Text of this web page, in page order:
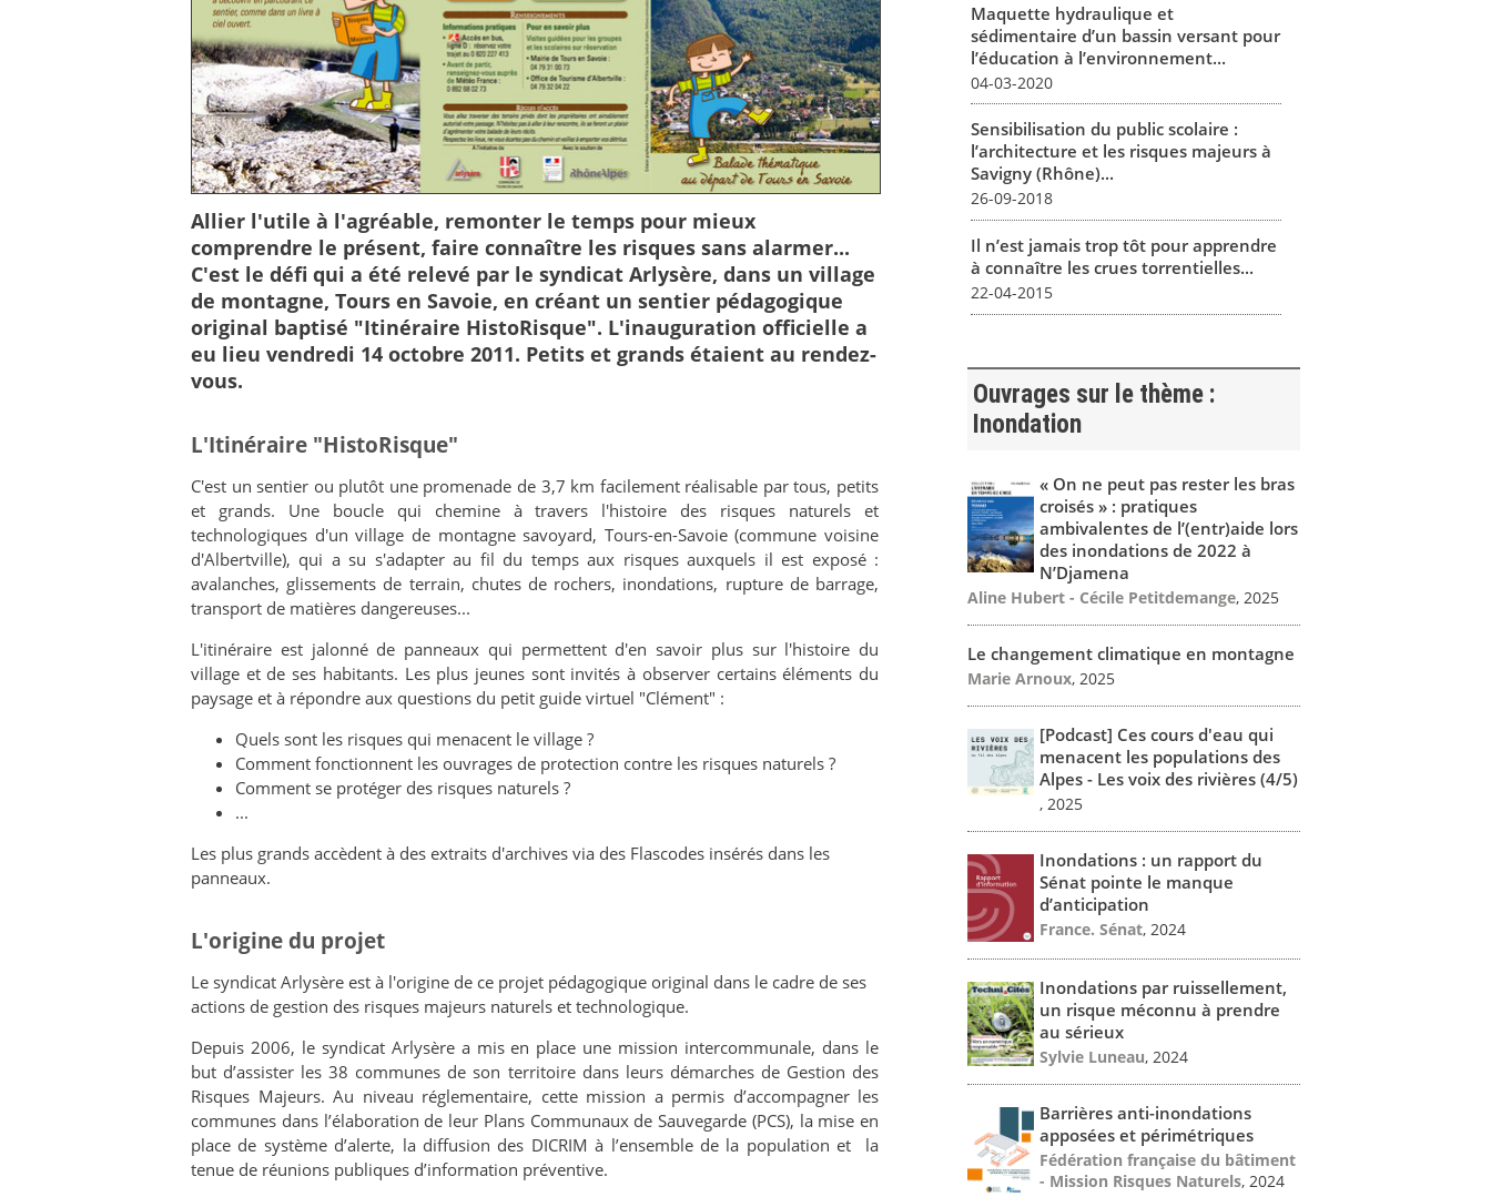
Allier l'utile à l'agréable, remonter le temps pour mieux
comprendre le présent, faire connaître les risques sans alarmer...
C'est le défi qui a été relevé par le syndicat Arlysère, dans un village
de montagne, Tours en Savoie, en créant un sentier pédagogique
original baptisé "Itinéraire HistoRisque". L'inauguration officielle a
eu lieu vendredi 14 octobre 2011. Petits et grands étaient au rendez-
vous.
L'Itinéraire "HistoRisque"
C'est un sentier ou plutôt une promenade de 3,7 km facilement réalisable par tous, petits
et grands. Une boucle qui chemine à travers l'histoire des risques naturels et
technologiques d'un village de montagne savoyard, Tours-en-Savoie (commune voisine
d'Albertville), qui a su s'adapter au fil du temps aux risques auxquels il est exposé :
avalanches, glissements de terrain, chutes de rochers, inondations, rupture de barrage,
transport de matières dangereuses...
L'itinéraire est jalonné de panneaux qui permettent d'en savoir plus sur l'histoire du
village et de ses habitants. Les plus jeunes sont invités à observer certains éléments du
paysage et à répondre aux questions du petit guide virtuel "Clément" :
Quels sont les risques qui menacent le village ?
Comment fonctionnent les ouvrages de protection contre les risques naturels ?
Comment se protéger des risques naturels ?
...
Les plus grands accèdent à des extraits d'archives via des Flascodes insérés dans les
panneaux.
L'origine du projet
Le syndicat Arlysère est à l'origine de ce projet pédagogique original dans le cadre de ses
actions de gestion des risques majeurs naturels et technologique.
Depuis 2006, le syndicat Arlysère a mis en place une mission intercommunale, dans le
but d’assister les 38 communes de son territoire dans leurs démarches de Gestion des
Risques Majeurs. Au niveau réglementaire, cette mission a permis d’accompagner les
communes dans l’élaboration de leur Plans Communaux de Sauvegarde (PCS), la mise en
place de système d’alerte, la diffusion des DICRIM à l’ensemble de la population et la
tenue de réunions publiques d’information préventive.
Maquette hydraulique et
sédimentaire d’un bassin versant pour
l’éducation à l’environnement...
04-03-2020
Sensibilisation du public scolaire :
l’architecture et les risques majeurs à
Savigny (Rhône)...
26-09-2018
Il n’est jamais trop tôt pour apprendre
à connaître les crues torrentielles...
22-04-2015
Ouvrages sur le thème :
Inondation
« On ne peut pas rester les bras
croisés » : pratiques
ambivalentes de l’(entr)aide lors
des inondations de 2022 à
N’Djamena
Aline Hubert - Cécile Petitdemange, 2025
Le changement climatique en montagne
Marie Arnoux, 2025
[Podcast] Ces cours d'eau qui
menacent les populations des
Alpes - Les voix des rivières (4/5)
, 2025
Inondations : un rapport du
Sénat pointe le manque
d’anticipation
France. Sénat, 2024
Inondations par ruissellement,
un risque méconnu à prendre
au sérieux
Sylvie Luneau, 2024
Barrières anti-inondations
apposées et périmétriques
Fédération française du bâtiment
- Mission Risques Naturels, 2024